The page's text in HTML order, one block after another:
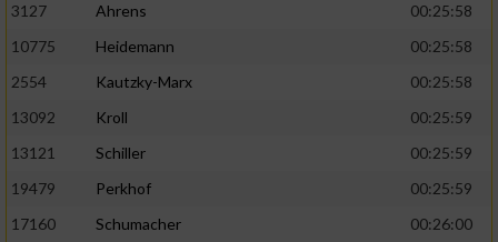
3127
Ahrens
00:25:58
10775
Heidemann
00:25:58
2554
Kautzky-Marx
00:25:58
13092
Kroll
00:25:59
13121
Schiller
00:25:59
19479
Perkhof
00:25:59
17160
Schumacher
00:26:00
verschiedenen Quellen
Verwendung reduzierter Daten zur Auswahl
IAB-Besonderheiten:
Verwendung genauer Standortdaten